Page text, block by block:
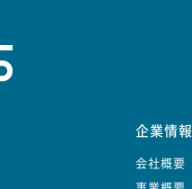
企業情報
会社概要